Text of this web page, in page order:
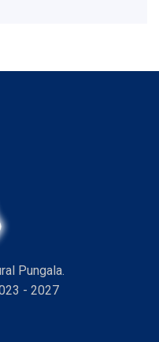
Pungala.
- 2027